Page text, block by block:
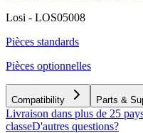
Losi - LOS05008
Pièces standards
Pièces optionnelles
Compatibility Parts &
Livraison dans plus de 25
classeD'autres questions?